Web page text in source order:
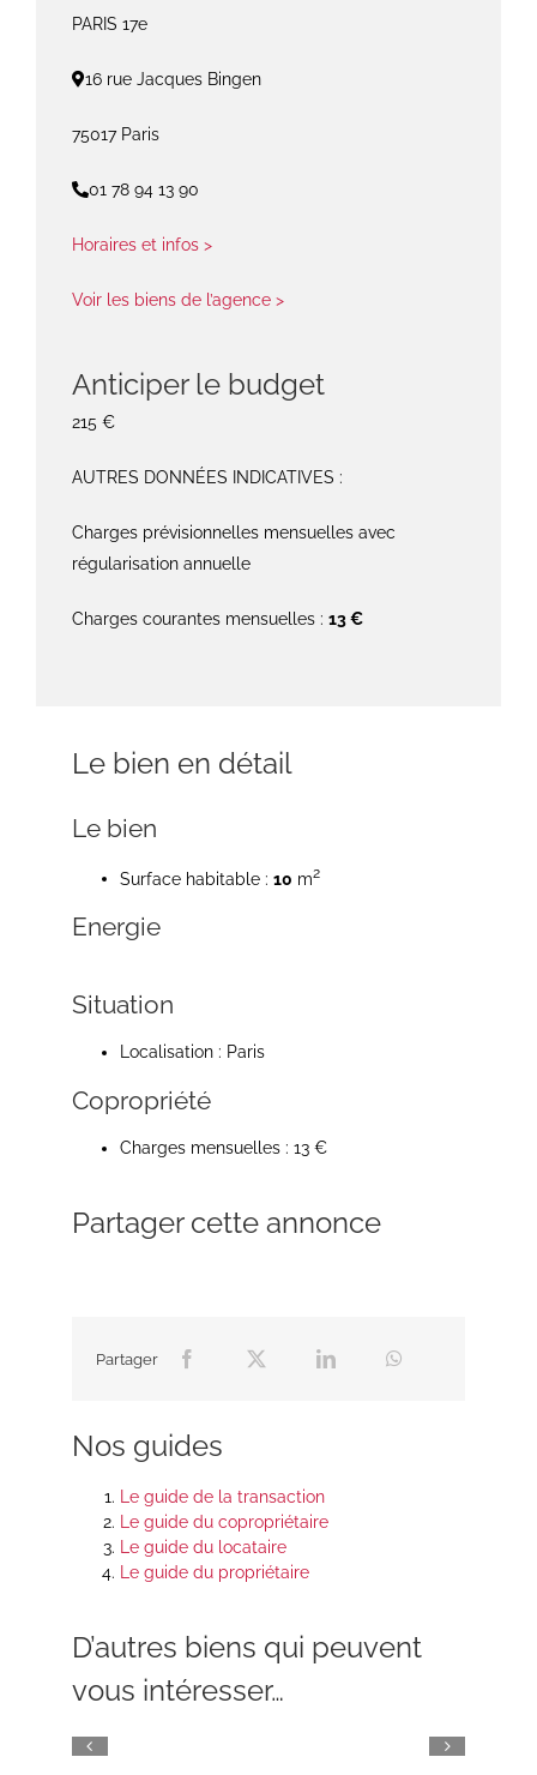
PARIS 17e
16 rue Jacques Bingen
75017 Paris
01 78 94 13 90
Horaires et infos >
Voir les biens de l’agence >
Anticiper le budget
215 €
AUTRES DONNÉES INDICATIVES :
Charges prévisionnelles mensuelles avec
régularisation annuelle
Charges courantes mensuelles : 13 €
Le bien en détail
Le bien
Surface habitable : 10 m2
Energie
Situation
Localisation : Paris
Copropriété
Charges mensuelles : 13 €
Partager cette annonce
Partager
Nos guides
Le guide de la transaction
Le guide du copropriétaire
Le guide du locataire
Le guide du propriétaire
D’autres biens qui peuvent
vous intéresser…